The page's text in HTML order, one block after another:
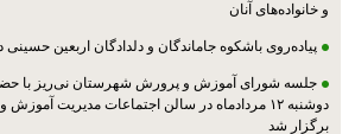
و خانواده‌های آنان
پیاده‌روی باشکوه جاماندگان و دلدادگان اربعین
جلسه شورای آموزش و پرورش شهرستان نی‌ریز با
دوشنبه ۱۲ مردادماه در سالن اجتماعات مدیریت
برگزار شد